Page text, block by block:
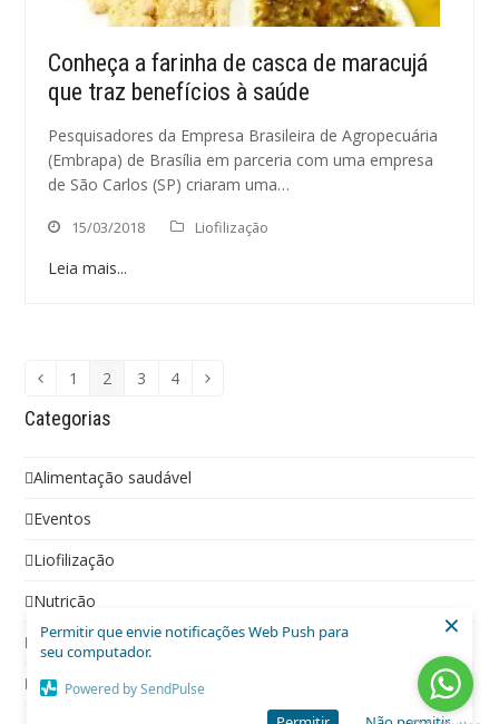
Permitir que envie notificações Web Push para
seu computador.
Powered by SendPulse
×
Conheça a farinha de casca de maracujá
que traz benefícios à saúde
Pesquisadores da Empresa Brasileira de Agropecuária
(Embrapa) de Brasília em parceria com uma empresa
de São Carlos (SP) criaram uma…
15/03/2018 Liofilização
Leia mais...
1 2 3 4
Categorias
Alimentação saudável
Eventos
Liofilização
Nutrição
Social
Vídeos